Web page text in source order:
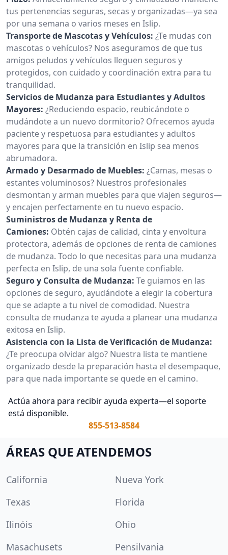
tus pertenencias seguras, secas y organizadas—ya sea
por una semana o varios meses en Islip.
Transporte de Mascotas y Vehículos: ¿Te mudas con
mascotas o vehículos? Nos aseguramos de que tus
amigos peludos y vehículos lleguen seguros y
protegidos, con cuidado y coordinación extra para tu
tranquilidad.
Servicios de Mudanza para Estudiantes y Adultos
Mayores: ¿Reduciendo espacio, reubicándote o
mudándote a un nuevo dormitorio? Ofrecemos ayuda
paciente y respetuosa para estudiantes y adultos
mayores para que la transición en Islip sea menos
abrumadora.
Armado y Desarmado de Muebles: ¿Camas, mesas o
estantes voluminosos? Nuestros profesionales
desmontan y arman muebles para que viajen seguros—
y encajen perfectamente en tu nuevo espacio.
Suministros de Mudanza y Renta de
Camiones: Obtén cajas de calidad, cinta y envoltura
protectora, además de opciones de renta de camiones
de mudanza. Todo lo que necesitas para una mudanza
perfecta en Islip, de una sola fuente confiable.
Seguro y Consulta de Mudanza: Te guiamos en las
opciones de seguro, ayudándote a elegir la cobertura
que se adapte a tu nivel de comodidad. Nuestra
consulta de mudanza te ayuda a planear una mudanza
exitosa en Islip.
Asistencia con la Lista de Verificación de Mudanza:
¿Te preocupa olvidar algo? Nuestra lista te mantiene
organizado desde la preparación hasta el desempaque,
para que nada importante se quede en el camino.
Actúa ahora para recibir ayuda experta—el soporte
está disponible.
855-513-8584
ÁREAS QUE ATENDEMOS
California
Nueva York
Texas
Florida
Ilinóis
Ohio
Masachusets
Pensilvania